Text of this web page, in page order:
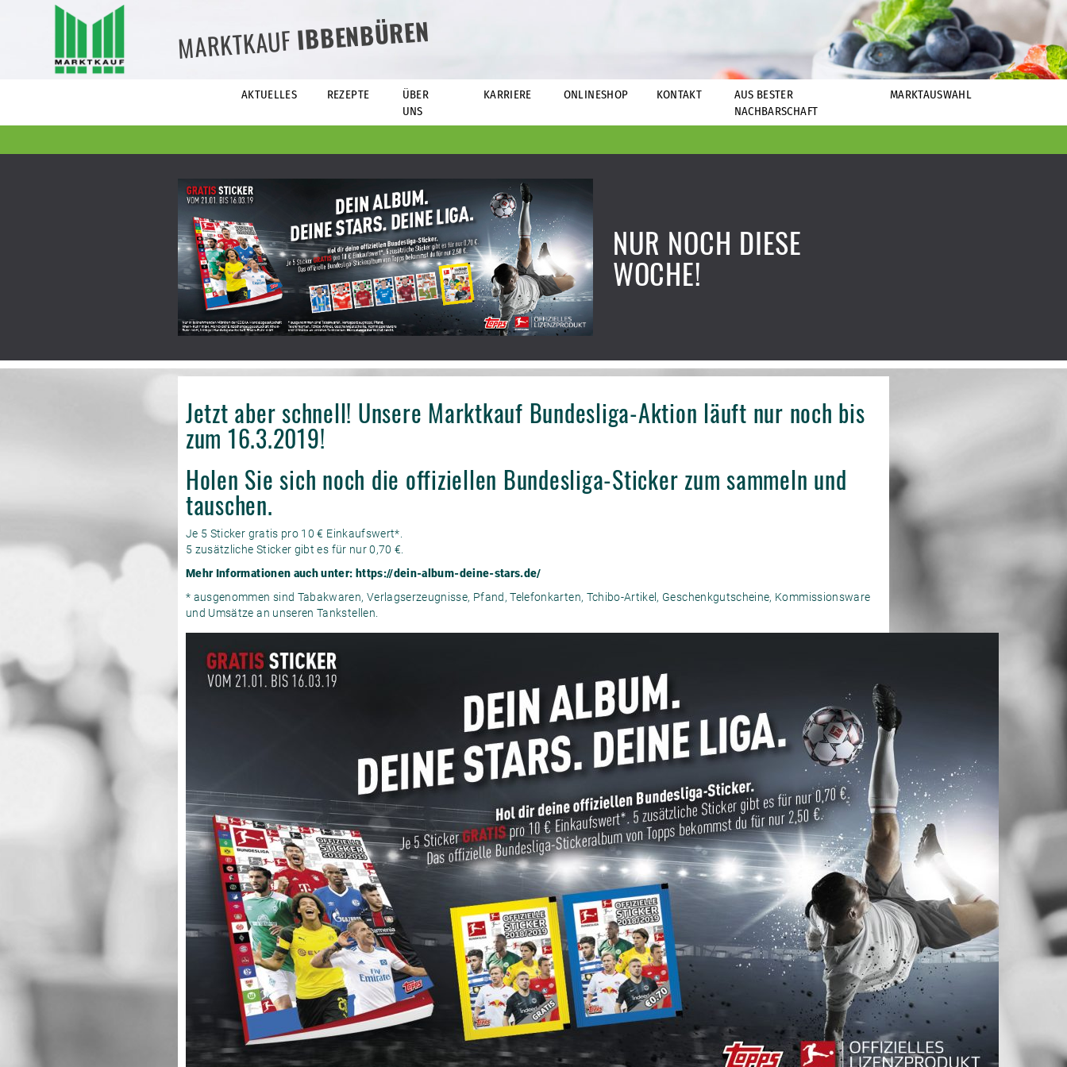
MARKTKAUFIBBENBÜREN
AKTUELLES REZEPTE
ÜBER
UNS
KARRIERE ONLINESHOP KONTAKT
AUS BESTER
NACHBARSCHAFT
MARKTAUSWAHL
NUR NOCH DIESE
WOCHE!
Jetzt aber schnell! Unsere Marktkauf Bundesliga-Aktion läuft nur noch bis
zum 16.3.2019!
Holen Sie sich noch die offiziellen Bundesliga-Sticker zum sammeln und
tauschen.
Je 5 Sticker gratis pro 10 € Einkaufswert*.
5 zusätzliche Sticker gibt es für nur 0,70 €.
Mehr Informationen auch unter: https://dein-album-deine-stars.de/
* ausgenommen sind Tabakwaren, Verlagserzeugnisse, Pfand, Telefonkarten, Tchibo-Artikel, Geschenkgutscheine, Kommissionsware
und Umsätze an unseren Tankstellen.